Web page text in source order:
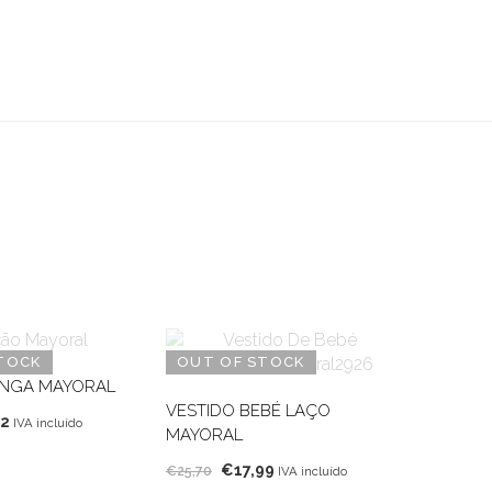
MAYORAL
O
IVA incluído
OUT OF STOCK
VESTIDO BEBÉ LAÇO
MAYORAL
€25,70 O
€17,99 O
IVA incluído